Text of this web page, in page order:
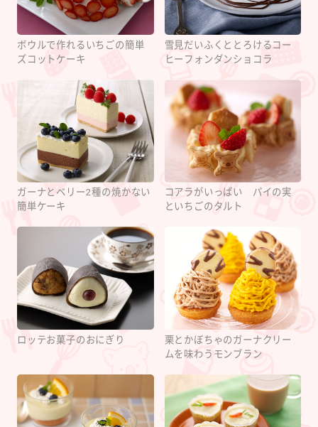
ボウルで作れるいちごの簡単
ズコットケーキ
雪見だいふくととろけるコー
ヒーフォンダンショコラ
ガーナとベリー2種の焼かない
簡単ケーキ
コアラがいっぱい パイの実
といちごのタルト
ロッテお菓子のおにぎり
栗とかぼちゃのガーナクリー
ムを味わうモンブラン